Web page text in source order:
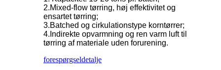
2.Mixed-flow tørring, høj effektivitet og
ensartet tørring;
3.Batched og cirkulationstype korntørrer;
4.Indirekte opvarmning og ren varm luft til
tørring af materiale uden forurening.
forespørgseldetalje